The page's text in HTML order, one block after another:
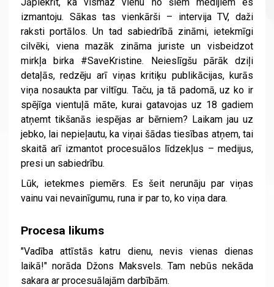
izmantoju. Sākas tas vienkārši – intervija TV, daži
raksti portālos. Un tad sabiedrībā zināmi, ietekmīgi
cilvēki, viena mazāk zināma juriste un visbeidzot
mirkļa birka #SaveKristine. Neieslīgšu pārāk dziļi
detaļās, redzēju arī viņas kritiķu publikācijas, kurās
viņa nosaukta par viltīgu. Taču, ja tā padomā, uz ko ir
spējīga vientuļā māte, kurai gatavojas uz 18 gadiem
atņemt tikšanās iespējas ar bērniem? Laikam jau uz
jebko, lai nepieļautu, ka viņai šādas tiesības atņem, tai
skaitā arī izmantot procesuālos līdzekļus – medijus,
presi un sabiedrību.
Lūk, ietekmes piemērs. Es šeit nerunāju par viņas
vainu vai nevainīgumu, runa ir par to, ko viņa dara.
Procesa likums
"Vadība attīstās katru dienu, nevis vienas dienas
laikā!" norāda Džons Maksvels. Tam nebūs nekāda
sakara ar procesuālajām darbībām.